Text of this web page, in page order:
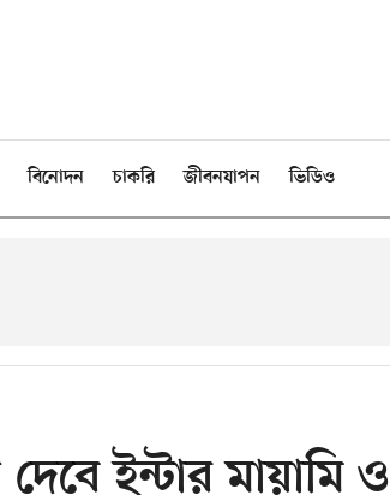
বিনোদন চাকরি জীবনযাপন ভিডিও
ইন্টার মায়ামি ও